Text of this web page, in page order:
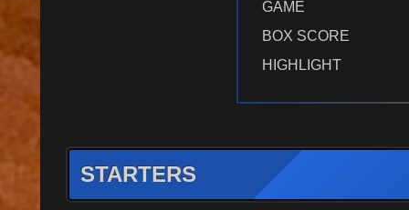
GAME
BOX SCORE
HIGHLIGHT
STARTERS